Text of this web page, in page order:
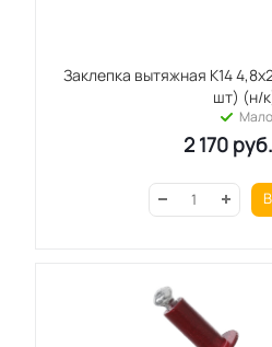
Заклепка вытяжная K14
шт) (н/
Мало
2 170руб.